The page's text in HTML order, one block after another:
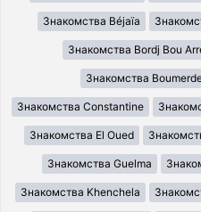
Знакомства Béjaïa
Знакомства Bordj Bou
Знакомства
Знакомства Constantine
Знакомства El Oued
Знакомства Guelma
Знакомства Khenchela